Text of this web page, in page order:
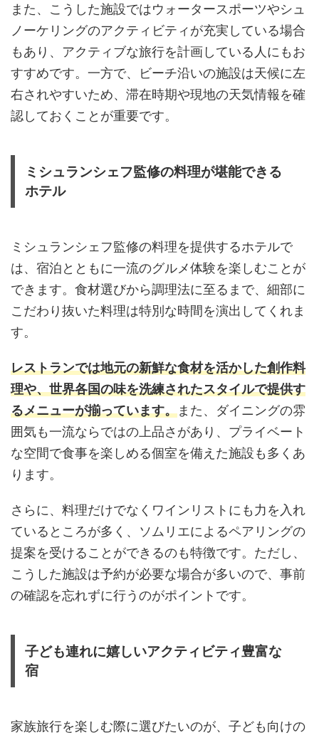
また、こうした施設ではウォータースポーツやシュ
ノーケリングのアクティビティが充実している場合
もあり、アクティブな旅行を計画している人にもお
すすめです。一方で、ビーチ沿いの施設は天候に左
右されやすいため、滞在時期や現地の天気情報を確
認しておくことが重要です。
ミシュランシェフ監修の料理が堪能できる
ホテル
ミシュランシェフ監修の料理を提供するホテルで
は、宿泊とともに一流のグルメ体験を楽しむことが
できます。食材選びから調理法に至るまで、細部に
こだわり抜いた料理は特別な時間を演出してくれま
す。
レストランでは地元の新鮮な食材を活かした創作料
理や、世界各国の味を洗練されたスタイルで提供す
るメニューが揃っています。また、ダイニングの雰
囲気も一流ならではの上品さがあり、プライベート
な空間で食事を楽しめる個室を備えた施設も多くあ
ります。
さらに、料理だけでなくワインリストにも力を入れ
ているところが多く、ソムリエによるペアリングの
提案を受けることができるのも特徴です。ただし、
こうした施設は予約が必要な場合が多いので、事前
の確認を忘れずに行うのがポイントです。
子ども連れに嬉しいアクティビティ豊富な
宿
家族旅行を楽しむ際に選びたいのが、子ども向けの